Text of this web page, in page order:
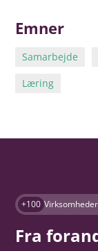
Emner
Samarbejde
Læring
+100
Fra